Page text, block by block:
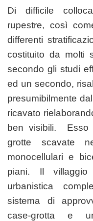
Di difficile
rupestre, così
differenti
costituito da molti
secondo gli studi
ed un secondo,
presumibilmente
ricavato
ben visibili. Esso
grotte scavate
monocellulari e
piani. Il
urbanistica
sistema di
case-grotta e